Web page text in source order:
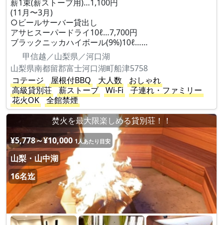
薪1束(薪ストーブ用)…1,100円
(11月〜3月)
○ビールサーバー貸出し
アサヒスーパードライ10ℓ…7,700円
ブラックニッカハイボール(9%)10ℓ……
甲信越／山梨県／河口湖
山梨県南都留郡富士河口湖町船津5758
コテージ
屋根付BBQ 大人数
おしゃれ
高級貸別荘
薪ストーブ Wi-Fi
子連れ・ファミリー
花火OK
全館禁煙
焚火を最大限楽しめる貸別荘！！
¥5,778～¥10,000 1人あたり目安
山梨・山中湖
16名迄